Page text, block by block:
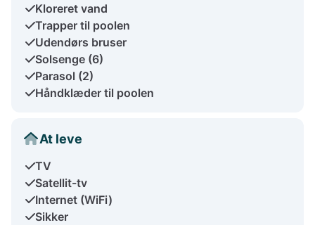
Kloreret vand
Trapper til poolen
Udendørs bruser
Solsenge (6)
Parasol (2)
Håndklæder til poolen
At leve
TV
Satellit-tv
Internet (WiFi)
Sikker